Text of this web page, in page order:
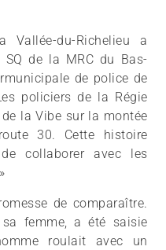
du-Richelieu a
SQ de la MRC du Bas-
de police de
policiers de la Régie
la Vibe sur la montée
30. Cette histoire
collaborer avec les
de comparaître.
femme, a été saisie
roulait avec un